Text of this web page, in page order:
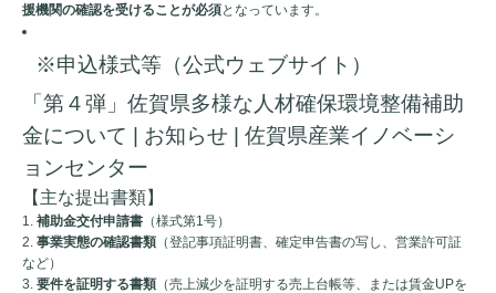
援機関の確認を受けることが必須となっています。
※申込様式等（公式ウェブサイト）
「第４弾」佐賀県多様な人材確保環境整備補助
金について | お知らせ | 佐賀県産業イノベーシ
ョンセンター
【主な提出書類】
補助金交付申請書 （様式第1号）
事業実態の確認書類 （登記事項証明書、確定申告書の写し、営業許可証
など）
要件を証明する書類 （売上減少を証明する売上台帳等、または賃金UPを